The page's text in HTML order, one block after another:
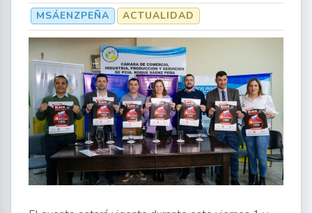
MSÁENZPEÑA ACTUALIDAD